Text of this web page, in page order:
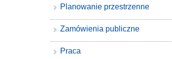
Planowanie przestrzenne
Zamówienia publiczne
Praca